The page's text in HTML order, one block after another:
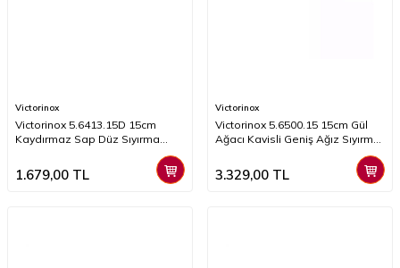
Victorinox
Victorinox 5.6413.15D 15cm
Kaydırmaz Sap Düz Sıyırma
1.679,00 TL
Victorinox
Victorinox 5.6500.15 15cm Gül
Ağacı Kavisli Geniş Ağız Sıyırma
3.329,00 TL